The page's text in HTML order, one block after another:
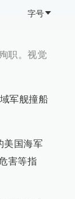
字号
职。视觉
军舰撞船
美国海军
害等指